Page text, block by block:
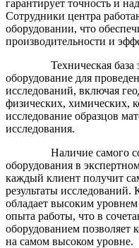
гарантирует точность и
Сотрудники центра
оборудовании, что
производительности и
Техническая
оборудование для
исследований, включая
физических, химических,
исследование образцов
исследования.
Наличие самого
оборудования в
каждый клиент получит
результаты
обладает высоким
опыта работы, что в
оборудованием позволяет
на самом высоком уровне.